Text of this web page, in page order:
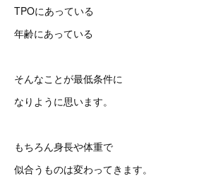
TPOにあっている
年齢にあっている
そんなことが最低条件に
なりように思います。
もちろん身長や体重で
似合うものは変わってきます。